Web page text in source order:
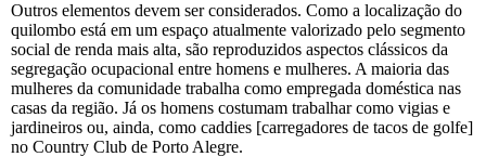
Outros elementos devem ser considerados. Como a localização do
quilombo está em um espaço atualmente valorizado pelo segmento
social de renda mais alta, são reproduzidos aspectos clássicos da
segregação ocupacional entre homens e mulheres. A maioria das
mulheres da comunidade trabalha como empregada doméstica nas
casas da região. Já os homens costumam trabalhar como vigias e
jardineiros ou, ainda, como caddies [carregadores de tacos de golfe]
no Country Club de Porto Alegre.